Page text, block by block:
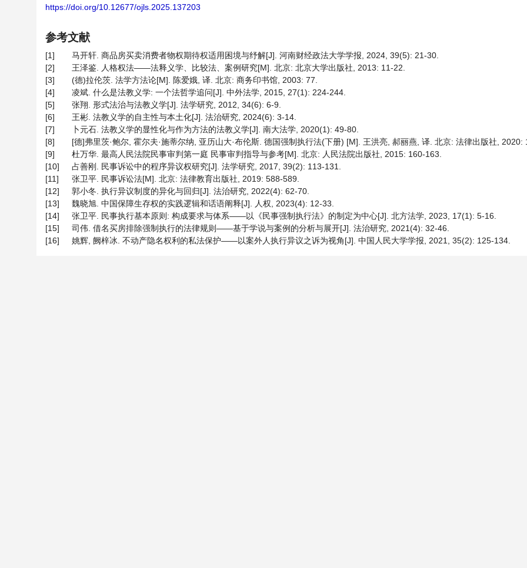
https://doi.org/10.12677/ojls.2025.137203
参考文献
[1]
马开轩. 商品房买卖消费者物权期待权适用困境与纾解[J]. 河南财经政法大学学报, 2024, 39(5): 21-30.
[2]
王泽鉴. 人格权法——法释义学、比较法、案例研究[M]. 北京: 北京大学出版社, 2013: 11-22.
[3]
(德)拉伦茨. 法学方法论[M]. 陈爱娥, 译. 北京: 商务印书馆, 2003: 77.
[4]
凌斌. 什么是法教义学: 一个法哲学追问[J]. 中外法学, 2015, 27(1): 224-244.
[5]
张翔. 形式法治与法教义学[J]. 法学研究, 2012, 34(6): 6-9.
[6]
王彬. 法教义学的自主性与本土化[J]. 法治研究, 2024(6): 3-14.
[7]
卜元石. 法教义学的显性化与作为方法的法教义学[J]. 南大法学, 2020(1): 49-80.
[8]
[德]弗里茨·鲍尔, 霍尔夫·施蒂尔纳, 亚历山大·布伦斯. 德国强制执行法(下册) [M]. 王洪亮, 郝丽燕, 译. 北京: 法律出版社, 2020:
[9]
杜万华. 最高人民法院民事审判第一庭 民事审判指导与参考[M]. 北京: 人民法院出版社, 2015: 160-163.
[10]
占善刚. 民事诉讼中的程序异议权研究[J]. 法学研究, 2017, 39(2): 113-131.
[11]
张卫平. 民事诉讼法[M]. 北京: 法律教育出版社, 2019: 588-589.
[12]
郭小冬. 执行异议制度的异化与回归[J]. 法治研究, 2022(4): 62-70.
[13]
魏晓旭. 中国保障生存权的实践逻辑和话语阐释[J]. 人权, 2023(4): 12-33.
[14]
张卫平. 民事执行基本原则: 构成要求与体系——以《民事强制执行法》的制定为中心[J]. 北方法学, 2023, 17(1): 5-16.
[15]
司伟. 借名买房排除强制执行的法律规则——基于学说与案例的分析与展开[J]. 法治研究, 2021(4): 32-46.
[16]
姚辉, 阙梓冰. 不动产隐名权利的私法保护——以案外人执行异议之诉为视角[J]. 中国人民大学学报, 2021, 35(2): 125-134.